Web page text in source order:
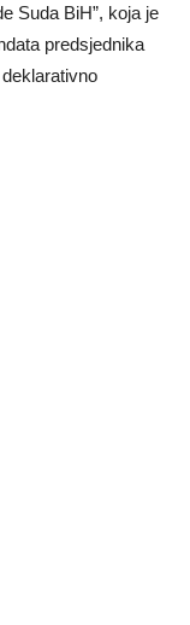
Suda BiH”, koja je
predsjednika